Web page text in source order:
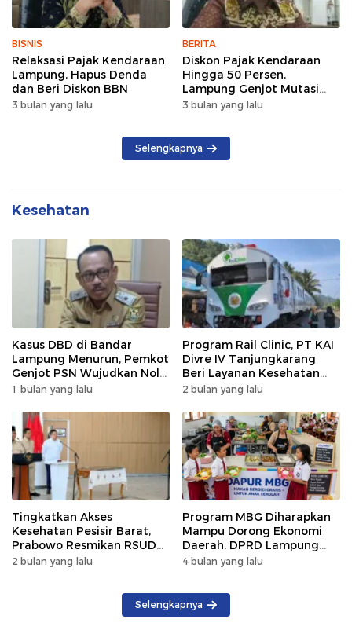
BISNIS
Relaksasi Pajak Kendaraan
Lampung, Hapus Denda
dan Beri Diskon BBN
3 bulan yang lalu
BERITA
Diskon Pajak Kendaraan
Hingga 50 Persen,
Lampung Genjot Mutasi
Kendaraan Luar Daerah
3 bulan yang lalu
Selengkapnya
Kesehatan
Kasus DBD di Bandar
Lampung Menurun, Pemkot
Genjot PSN Wujudkan Nol
Kematian
1 bulan yang lalu
Program Rail Clinic, PT KAI
Divre IV Tanjungkarang
Beri Layanan Kesehatan
Gratis 250 Warga
2 bulan yang lalu
Tingkatkan Akses
Kesehatan Pesisir Barat,
Prabowo Resmikan RSUD
KH Muhammad Thohir
2 bulan yang lalu
Program MBG Diharapkan
Mampu Dorong Ekonomi
Daerah, DPRD Lampung
Tekankan Pemanfaatan
4 bulan yang lalu
Selengkapnya